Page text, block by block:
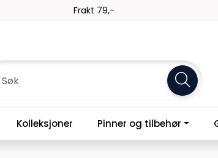
Frakt 79,-
Kolleksjoner Pinner og tilbehør